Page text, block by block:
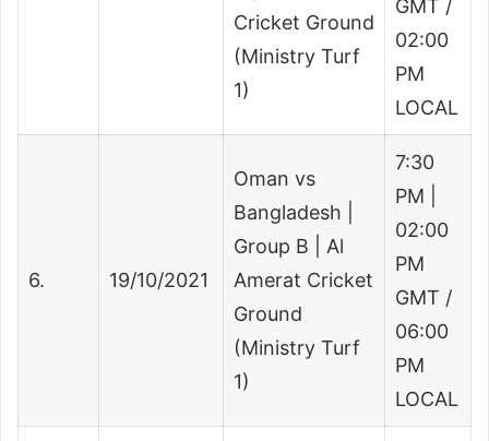
Cricket Ground
(Ministry Turf
1)
GMT /
02:00
PM
LOCAL
6. 19/10/2021
Oman vs
Bangladesh |
Group B | Al
Amerat Cricket
Ground
(Ministry Turf
1)
7:30
PM |
02:00
PM
GMT /
06:00
PM
LOCAL